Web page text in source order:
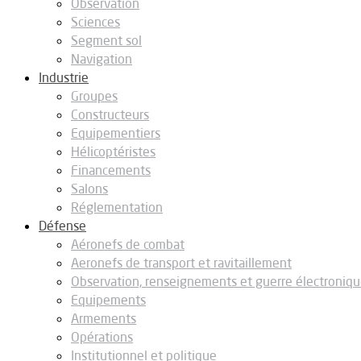
Observation
Sciences
Segment sol
Navigation
Industrie
Groupes
Constructeurs
Equipementiers
Hélicoptéristes
Financements
Salons
Réglementation
Défense
Aéronefs de combat
Aeronefs de transport et ravitaillement
Observation, renseignements et guerre
Equipements
Armements
Opérations
Institutionnel et politique